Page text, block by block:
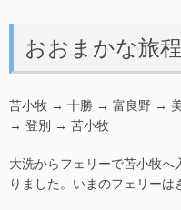
おおまかな旅程
苫小牧 → 十勝 → 富良野 →
→ 登別 → 苫小牧
大洗からフェリーで苫小牧へ
りました。いまのフェリーは